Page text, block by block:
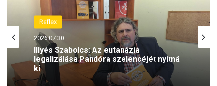
Reflex
2026.07.30.
Illyés Szabolcs: Az eutanázia
legalizálása Pandóra szelencéjét nyitná
ki